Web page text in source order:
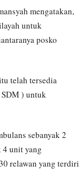
mengatakan,
untuk
posko
telah tersedia
SDM ) untuk
sebanyak 2
4 unit yang
relawan yang terdiri